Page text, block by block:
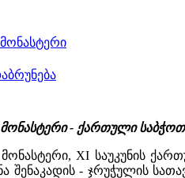
მონასტერი - ქართული
მონასტერი, XI საუკუნის
შენაკადის - ჯრუჭულის